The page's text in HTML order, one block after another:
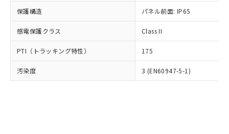
保護構造 パネル前面: IP65
感電保護クラス Class II
PTI（トラッキング特性） 175
汚染度 3 (EN60947-5-1)
覧された時点での実際の在庫および標
準価格とは異なる場合があることをご
正式な納期状況および標準価格はお客
様のお取引先、またはお客様担当のオ
ムロン制御機器販売店・当社販売員に
オムロン制御機器販売店や当社販売拠
六価クロム(Cr(Ⅵ)) 1000ppm以下、ポリ臭化ビフェニル
ル) (DEHP)(別名：DOP) 1000ppm以下、フタル酸ブチ
ルベンジル（BBP） 1000ppm以下、フタル酸ジブチル
（DBP） 1000ppm以下、フタル酸ジイソブチル
(DIBP) 1000ppm以下
フタル酸エステル類の４物質については閾値を超える意
ム) : 100ppm、
Cr(Ⅵ)(六価クロム) : 1000ppm、 PBBs(ポリ臭化ビフェ
ニル類) : 1000ppm、 PBDEs(ポリ臭化ジフェニルエーテ
ル類) : 1000ppm、
DBP(フタル酸ジブチル) : 1000ppm、 DIBP(フタル酸ジ
イソブチル) : 1000ppm、 BBP(フタル酸ブチルベンジ
可)を取得するなどの必要な手続きを
当社は規制貨物を破棄する場合は、完
全に破砕するなど、違法に輸出されな
いよう必要な手段を講じます。
ル、化学兵器、生物兵器またはその他
○ 一定数以上の在庫あり
△ 一定数には満たないが在庫あり
在庫なし(最新の在庫状況につ